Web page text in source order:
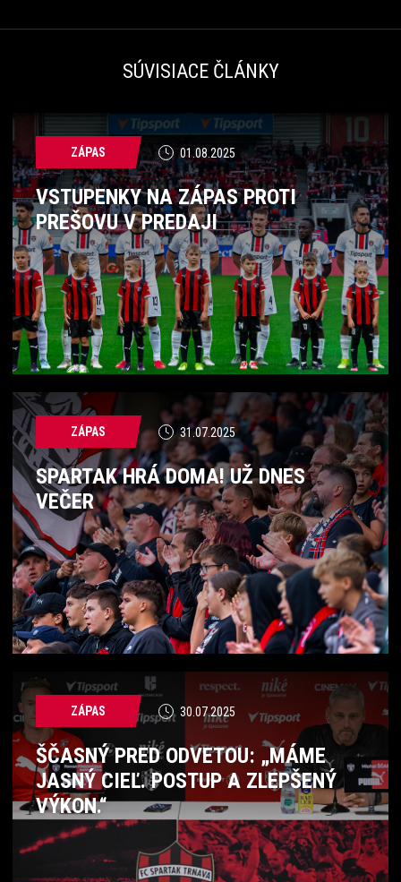
SÚVISIACE ČLÁNKY
ZÁPAS 01.08.2025
VSTUPENKY NA ZÁPAS PROTI
PREŠOVU V PREDAJI
ZÁPAS 31.07.2025
SPARTAK HRÁ DOMA! UŽ DNES
VEČER
ZÁPAS 30.07.2025
ŠČASNÝ PRED ODVETOU: „MÁME
JASNÝ CIEĽ. POSTUP A ZLEPŠENÝ
VÝKON.“